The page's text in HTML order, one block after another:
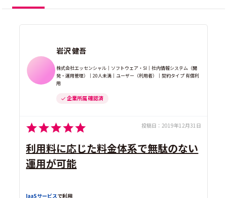
岩沢 健吾
株式会社エッセンシャル｜ソフトウェア・SI｜社内情報システム（開
発・運用管理）｜20人未満｜ユーザー（利用者）｜契約タイプ 有償利
用
企業所属 確認済
投稿日： 2019年12月31日
利用料に応じた料金体系で無駄のない
運用が可能
IaaSサービスで利用